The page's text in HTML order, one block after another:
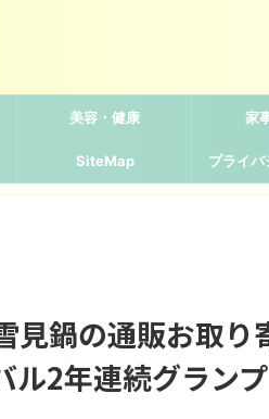
美容・健康 家
SiteMap プライバ
見鍋の通販お取り
ル2年連続グラン